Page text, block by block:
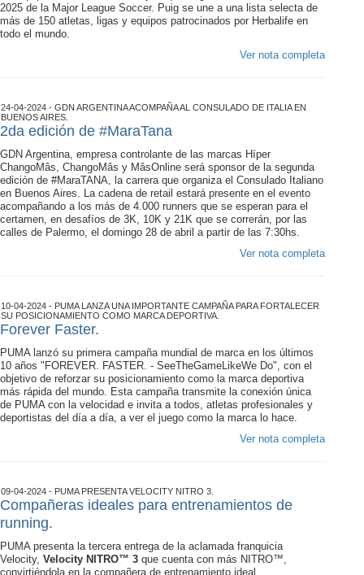
2025 de la Major League Soccer. Puig se une a una lista selecta de
más de 150 atletas, ligas y equipos patrocinados por Herbalife en
todo el mundo.
Ver nota completa
24-04-2024 - GDN ARGENTINA ACOMPAÑA AL CONSULADO DE ITALIA EN
BUENOS AIRES.
2da edición de #MaraTana
GDN Argentina, empresa controlante de las marcas Híper
ChangoMâs, ChangoMâs y MâsOnline será sponsor de la segunda
edición de #MaraTANA, la carrera que organiza el Consulado Italiano
en Buenos Aires. La cadena de retail estará presente en el evento
acompañando a los más de 4.000 runners que se esperan para el
certamen, en desafíos de 3K, 10K y 21K que se correrán, por las
calles de Palermo, el domingo 28 de abril a partir de las 7:30hs.
Ver nota completa
10-04-2024 - PUMA LANZA UNA IMPORTANTE CAMPAÑA PARA FORTALECER
SU POSICIONAMIENTO COMO MARCA DEPORTIVA.
Forever Faster.
PUMA lanzó su primera campaña mundial de marca en los últimos
10 años "FOREVER. FASTER. - SeeTheGameLikeWe Do", con el
objetivo de reforzar su posicionamiento como la marca deportiva
más rápida del mundo. Esta campaña transmite la conexión única
de PUMA con la velocidad e invita a todos, atletas profesionales y
deportistas del día a día, a ver el juego como la marca lo hace.
Ver nota completa
09-04-2024 - PUMA PRESENTA VELOCITY NITRO 3.
Compañeras ideales para entrenamientos de
running.
PUMA presenta la tercera entrega de la aclamada franquicia
Velocity, Velocity NITRO™ 3 que cuenta con más NITRO™,
convirtiéndola en la compañera de entrenamiento ideal.